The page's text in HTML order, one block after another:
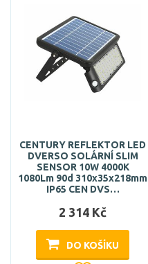
CENTURY REFLEKTOR LED
DVERSO SOLÁRNÍ SLIM
SENSOR 10W 4000K
1080Lm 90d 310x35x218mm
IP65 CEN DVS…
2 314 Kč
DO KOŠÍKU